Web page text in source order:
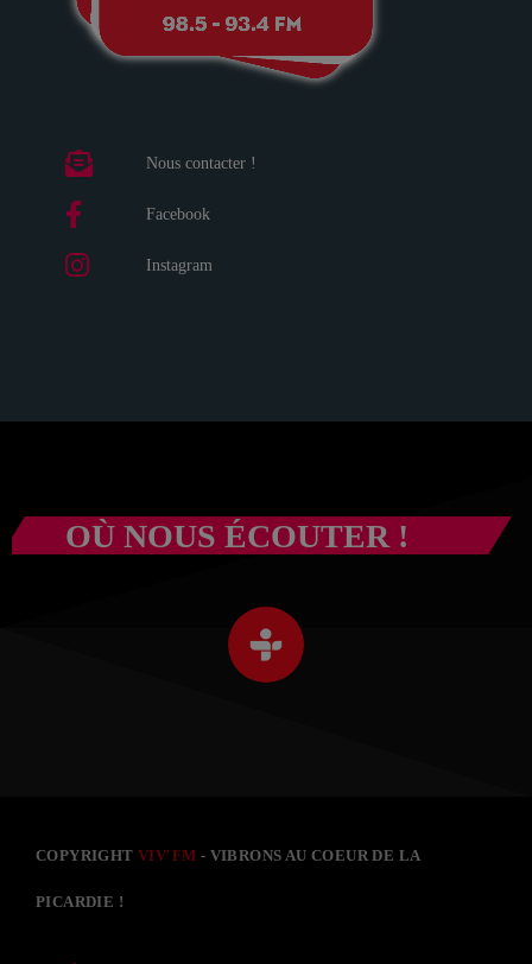
Nous contacter !
Facebook
Instagram
OÙ NOUS ÉCOUTER !
COPYRIGHTVIV'FM - VIBRONS AU COEUR DE LA
PICARDIE !